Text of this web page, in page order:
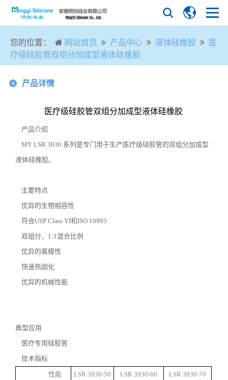
您的位置： 网站首页 产品中心 液体硅橡胶
医
疗级硅胶管双组分加成型液体硅橡胶
产品详情
医疗级硅胶管双组分加成型液体硅橡胶
产品介绍
MY LSR 3930 系列是专门用于生产医疗级硅胶管的双组分加成型
液体硅橡胶。
主要特点
优异的生物相容性
符合USP Class VI和ISO 10993
双组分， 1:1混合比例
优异的离模性
快速热固化
优异的机械性能
典型应用
医疗专用硅胶管
技术指标
性能 LSR 3930-50 LSR 3930-60 LSR 3930-70